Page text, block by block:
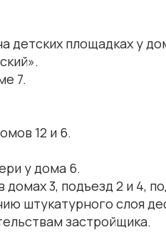
детских площадках у
7.
12 и 6.
у дома 6.
3, подъезд 2 и 4,
штукатурного слоя
застройщика.